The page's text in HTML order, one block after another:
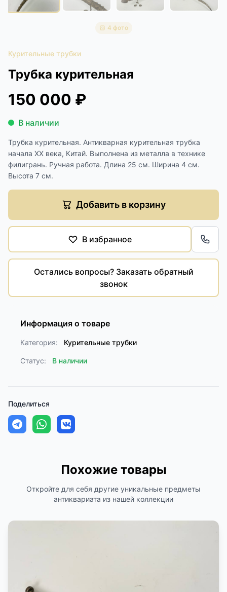
4 фото
Курительные трубки
Трубка курительная
150 000 ₽
В наличии
Трубка курительная. Антикварная курительная трубка
начала XX века, Китай. Выполнена из металла в технике
филигрань. Ручная работа. Длина 25 см. Ширина 4 см.
Высота 7 см.
Добавить в корзину
В избранное
Остались вопросы? Заказать обратный
звонок
Информация о товаре
Категория: Курительные трубки
Статус: В наличии
Поделиться
Похожие товары
Откройте для себя другие уникальные предметы
антиквариата из нашей коллекции